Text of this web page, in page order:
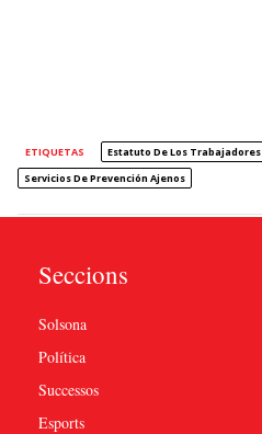
ETIQUETAS Estatuto De Los Trabajadores
Servicios De Prevención Ajenos
Seccions
Solsona
Política
Successos
Esports